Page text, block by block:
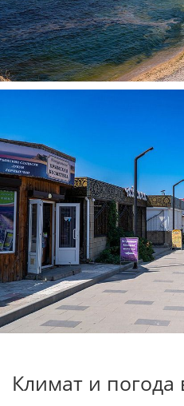
Климат и